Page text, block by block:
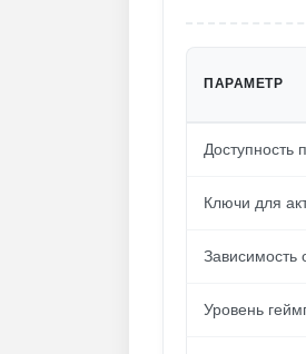
ПАРАМЕТР
Доступность
Ключи для
Зависимость
Уровень